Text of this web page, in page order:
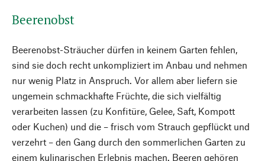
Beerenobst
Beerenobst-Sträucher dürfen in keinem Garten fehlen,
sind sie doch recht unkompliziert im Anbau und nehmen
nur wenig Platz in Anspruch. Vor allem aber liefern sie
ungemein schmackhafte Früchte, die sich vielfältig
verarbeiten lassen (zu Konfitüre, Gelee, Saft, Kompott
oder Kuchen) und die – frisch vom Strauch gepflückt und
verzehrt – den Gang durch den sommerlichen Garten zu
einem kulinarischen Erlebnis machen. Beeren gehören